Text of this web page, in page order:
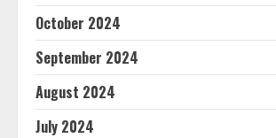
October 2024
September 2024
August 2024
July 2024